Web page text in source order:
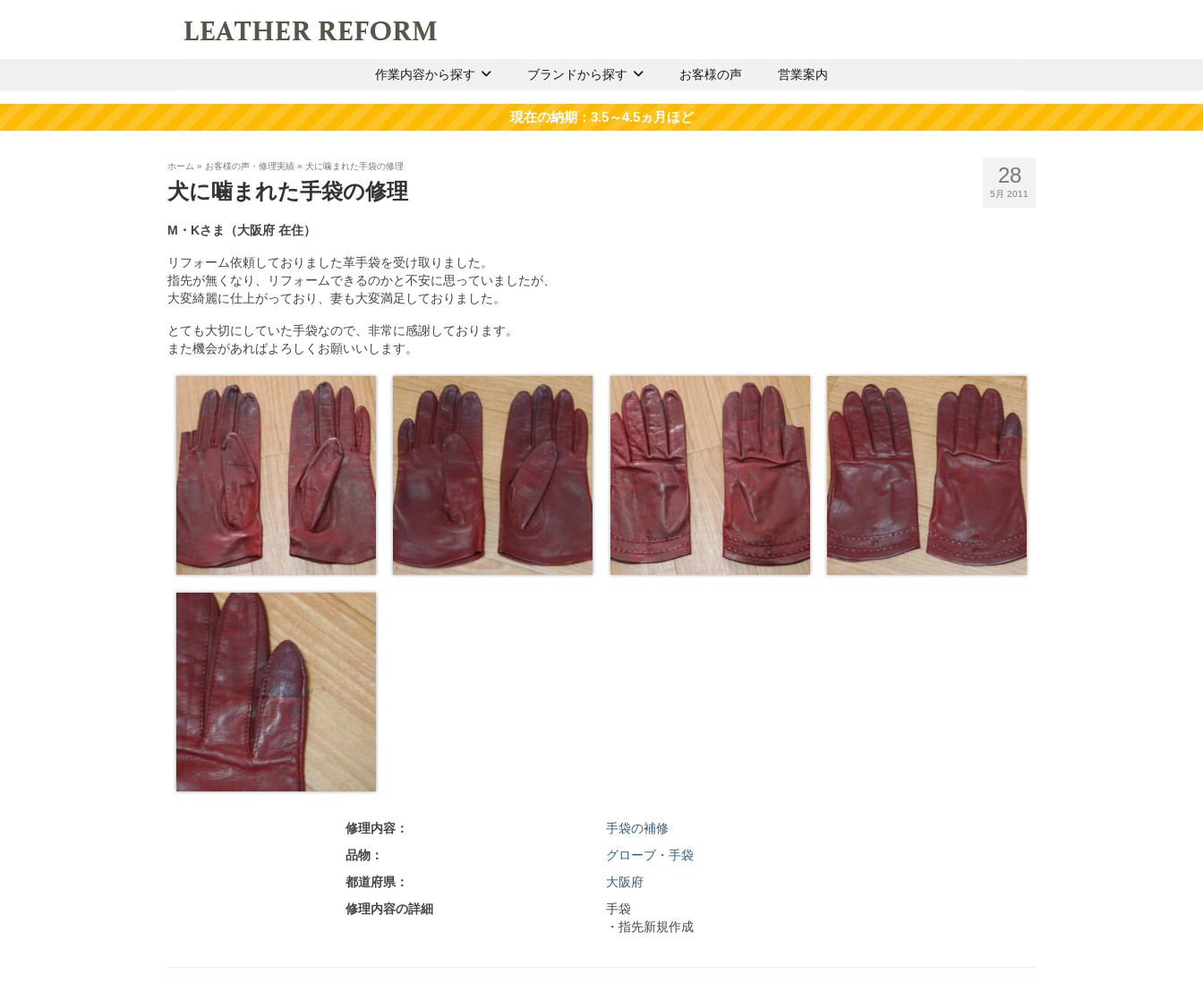
作業内容から探す ブランドから探す お客様の声 営業案内
28
5月 2011
ホーム » お客様の声・修理実績 » 犬に噛まれた手袋の修理
犬に噛まれた手袋の修理
M・Kさま（大阪府 在住）
リフォーム依頼しておりました革手袋を受け取りました。
指先が無くなり、リフォームできるのかと不安に思っていましたが、
大変綺麗に仕上がっており、妻も大変満足しておりました。
とても大切にしていた手袋なので、非常に感謝しております。
また機会があればよろしくお願いいします。
修理内容：
手袋の補修
品物：
グローブ・手袋
都道府県：
大阪府
修理内容の詳細
手袋
・指先新規作成